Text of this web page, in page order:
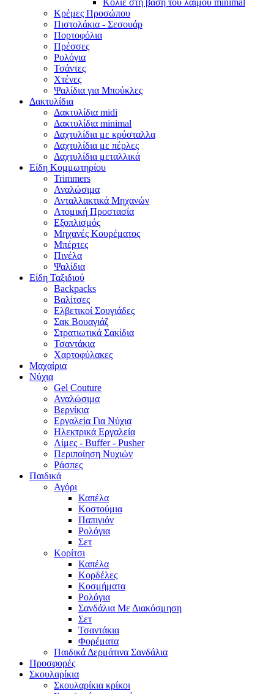
Κρέμες Προσώπου
Πιστολάκια - Σεσουάρ
Πορτοφόλια
Πρέσσες
Ρολόγια
Τσάντες
Χτένες
Ψαλίδια για Μπούκλες
Δακτυλίδια
Δακτυλίδια midi
Δακτυλίδια minimal
Δαχτυλίδια με κρύσταλλα
Δαχτυλίδια με πέρλες
Δαχτυλίδια μεταλλικά
Είδη Κομμωτηρίου
Trimmers
Αναλώσιμα
Ανταλλακτικά Μηχανών
Ατομική Προστασία
Εξοπλισμός
Μηχανές Κουρέματος
Μπέρτες
Πινέλα
Ψαλίδια
Είδη Ταξιδιού
Backpacks
Βαλίτσες
Ελβετικοί Σουγιάδες
Σακ Βουαγιάζ
Στρατιωτικά Σακίδια
Τσαντάκια
Χαρτοφύλακες
Μαχαίρια
Νύχια
Gel Couture
Αναλώσιμα
Βερνίκια
Εργαλεία Για Νύχια
Ηλεκτρικά Εργαλεία
Λίμες - Buffer - Pusher
Περιποίηση Νυχιών
Ράσπες
Παιδικά
Αγόρι
Καπέλα
Κοστούμια
Παπιγιόν
Ρολόγια
Σετ
Κορίτσι
Καπέλα
Κορδέλες
Κοσμήματα
Ρολόγια
Σανδάλια Με Διακόσμηση
Σετ
Τσαντάκια
Φορέματα
Παιδικά Δερμάτινα Σανδάλια
Προσφορές
Σκουλαρίκια
Σκουλαρίκια κρίκοι